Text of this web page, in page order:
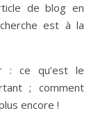
de blog en
est à la
: ce qu’est le
; comment
encore !